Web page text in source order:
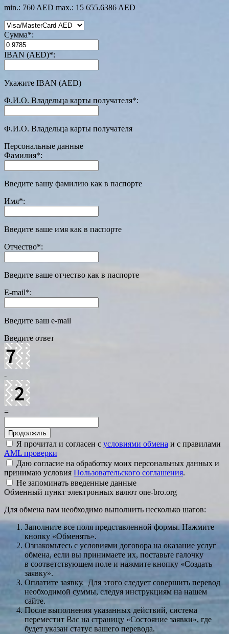
min.: 760 AED max.: 15 655.6386 AED
Сумма*:
IBAN (AED)*:
Укажите IBAN (AED)
Ф.И.О. Владельца карты получателя*:
Ф.И.О. Владельца карты получателя
Персональные данные
Фамилия*:
Введите вашу фамилию как в паспорте
Имя*:
Введите ваше имя как в паспорте
Отчество*:
Введите ваше отчество как в паспорте
E-mail*:
Введите ваш e-mail
Введите ответ
-
=
Я прочитал и согласен с условиями обмена и с правилами
AML проверки
Даю согласие на обработку моих персональных данных и
принимаю условия Пользовательского соглашения.
Не запоминать введенные данные
Обменный пункт электронных валют one-bro.org
Для обмена вам необходимо выполнить несколько шагов:
Заполните все поля представленной формы. Нажмите
кнопку «Обменять».
Ознакомьтесь с условиями договора на оказание услуг
обмена, если вы принимаете их, поставьте галочку
в соответствующем поле и нажмите кнопку «Создать
заявку».
Оплатите заявку. Для этого следует совершить перевод
необходимой суммы, следуя инструкциям на нашем
сайте.
После выполнения указанных действий, система
переместит Вас на страницу «Состояние заявки», где
будет указан статус вашего перевода.